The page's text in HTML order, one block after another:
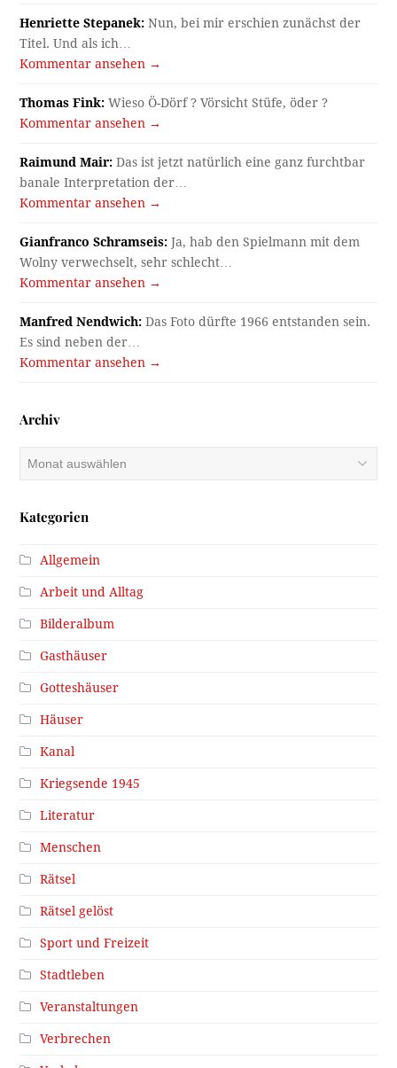
Henriette Stepanek: Nun, bei mir erschien zunächst der
Titel. Und als ich…
Kommentar ansehen →
Thomas Fink: Wieso Ö-Dörf ? Vörsicht Stüfe, öder ?
Kommentar ansehen →
Raimund Mair: Das ist jetzt natürlich eine ganz furchtbar
banale Interpretation der…
Kommentar ansehen →
Gianfranco Schramseis: Ja, hab den Spielmann mit dem
Wolny verwechselt, sehr schlecht…
Kommentar ansehen →
Manfred Nendwich: Das Foto dürfte 1966 entstanden sein.
Es sind neben der…
Kommentar ansehen →
Archiv
Kategorien
Allgemein
Arbeit und Alltag
Bilderalbum
Gasthäuser
Gotteshäuser
Häuser
Kanal
Kriegsende 1945
Literatur
Menschen
Rätsel
Rätsel gelöst
Sport und Freizeit
Stadtleben
Veranstaltungen
Verbrechen